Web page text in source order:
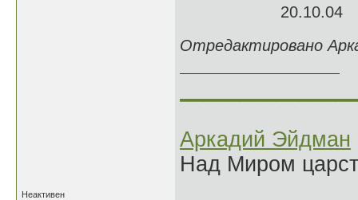
20.10.04
Отредактировано
Аркадий Эйдман
Над Миром
Неактивен